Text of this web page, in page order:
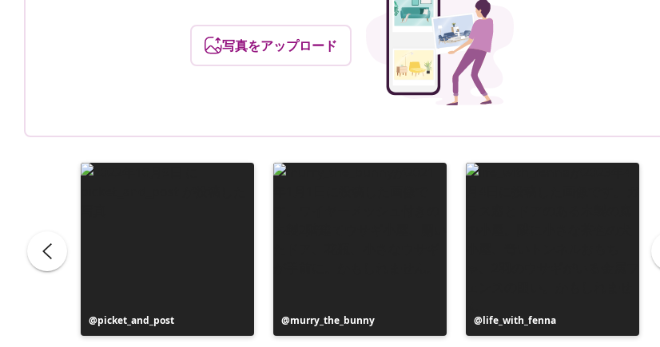
写真をアップロード
投
稿
picket_and_post
投
稿
murry_the_bunny
投
稿
life_with_fenna